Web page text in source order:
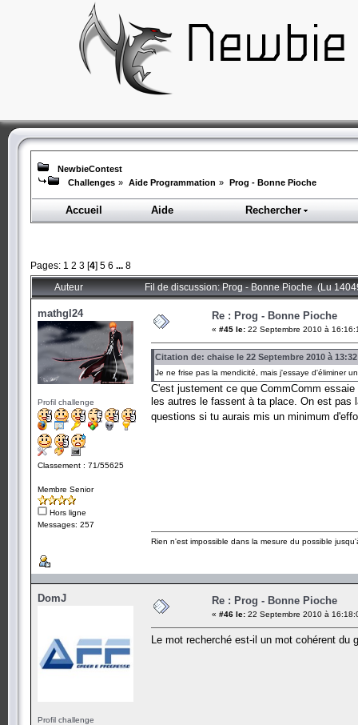
NewbieContest
Challenges » Aide Programmation » Prog - Bonne Pioche
Accueil Aide Rechercher
Pages: 1 2 3 [4] 5 6 ... 8
Auteur Fil de discussion: Prog - Bonne Pioche (Lu
mathgl24
Profil challenge
Classement : 71/55625
Membre Senior
Hors ligne
Messages: 257
Re : Prog - Bonne Pioche
« #45 le: 22 Septembre 2010 à
Citation de: chaise le 22 Septembre 2010 à
Je ne frise pas la mendicité, mais j'essaye d'éliminer
C'est justement ce que CommComm
les autres le fassent à ta place. On est pas
questions si tu aurais mis un minimum
Rien n'est impossible dans la mesure du possible
DomJ
Profil challenge
Re : Prog - Bonne Pioche
« #46 le: 22 Septembre 2010 à
Le mot recherché est-il un mot cohérent